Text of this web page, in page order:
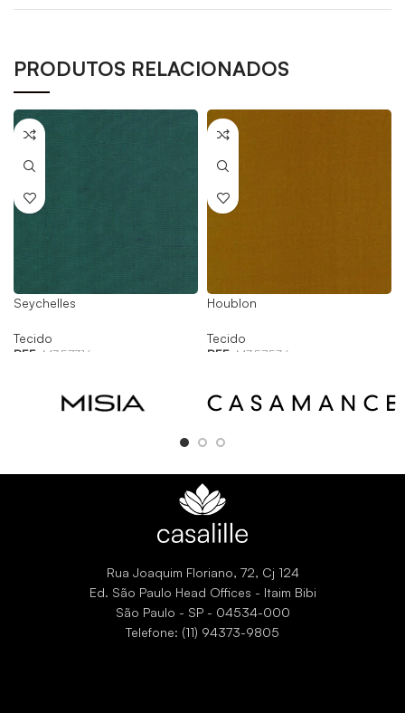
PRODUTOS RELACIONADOS
Seychelles
Tecido
REF: M357316
Houblon
Tecido
REF: M357536
Rua Joaquim Floriano, 72, Cj 124
Ed. São Paulo Head Offices - Itaim Bibi
São Paulo - SP - 04534-000
Telefone: (11) 94373-9805